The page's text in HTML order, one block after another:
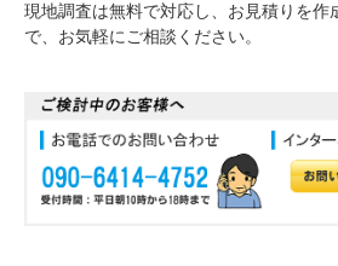
現地調査は無料で対応し、お見積りを作
で、お気軽にご相談ください。